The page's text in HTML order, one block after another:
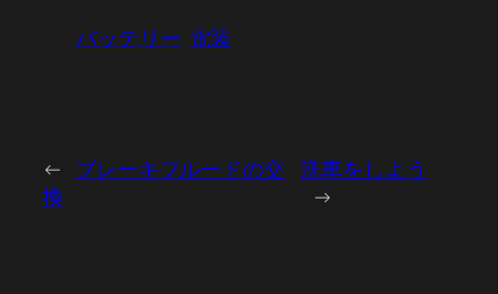
バッテリー 電装
← ブレーキフルードの交
換
洗車をしよう
→